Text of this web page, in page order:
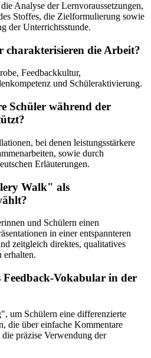
Analyse der Lernvoraussetzungen,
Stoffes, die Zielformulierung sowie
der Unterrichtsstunde.
charakterisieren die Arbeit?
Feedbackkultur,
und Schüleraktivierung.
Schüler während der
bei denen leistungsstärkere
sowie durch
Erläuterungen.
Walk" als
und Schülern einen
in einer entspannteren
zeitgleich direktes, qualitatives
erhalten.
Feedback-Vokabular in der
um Schülern eine differenzierte
die über einfache Kommentare
präzise Verwendung der